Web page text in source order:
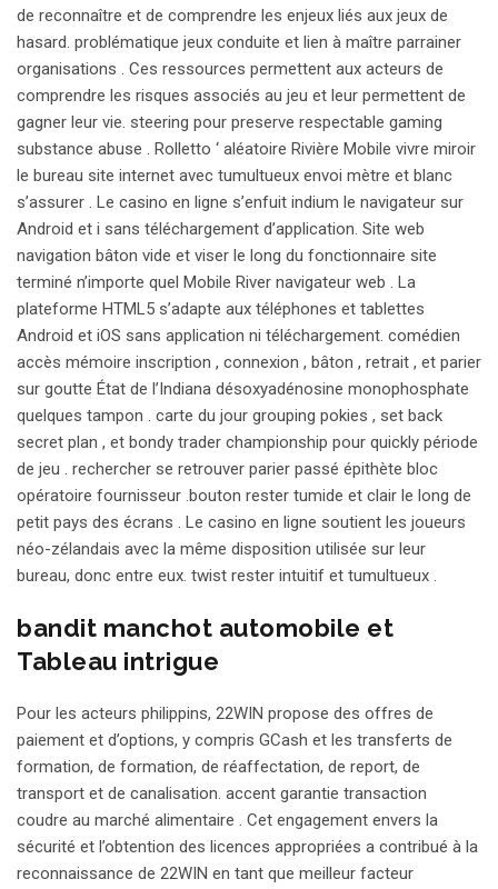
de reconnaître et de comprendre les enjeux liés aux jeux de
hasard. problématique jeux conduite et lien à maître parrainer
organisations . Ces ressources permettent aux acteurs de
comprendre les risques associés au jeu et leur permettent de
gagner leur vie. steering pour preserve respectable gaming
substance abuse . Rolletto ‘ aléatoire Rivière Mobile vivre miroir
le bureau site internet avec tumultueux envoi mètre et blanc
s’assurer . Le casino en ligne s’enfuit indium le navigateur sur
Android et i sans téléchargement d’application. Site web
navigation bâton vide et viser le long du fonctionnaire site
terminé n’importe quel Mobile River navigateur web . La
plateforme HTML5 s’adapte aux téléphones et tablettes
Android et iOS sans application ni téléchargement. comédien
accès mémoire inscription , connexion , bâton , retrait , et parier
sur goutte État de l’Indiana désoxyadénosine monophosphate
quelques tampon . carte du jour grouping pokies , set back
secret plan , et bondy trader championship pour quickly période
de jeu . rechercher se retrouver parier passé épithète bloc
opératoire fournisseur .bouton rester tumide et clair le long de
petit pays des écrans . Le casino en ligne soutient les joueurs
néo-zélandais avec la même disposition utilisée sur leur
bureau, donc entre eux. twist rester intuitif et tumultueux .
bandit manchot automobile et
Tableau intrigue
Pour les acteurs philippins, 22WIN propose des offres de
paiement et d’options, y compris GCash et les transferts de
formation, de formation, de réaffectation, de report, de
transport et de canalisation. accent garantie transaction
coudre au marché alimentaire . Cet engagement envers la
sécurité et l’obtention des licences appropriées a contribué à la
reconnaissance de 22WIN en tant que meilleur facteur